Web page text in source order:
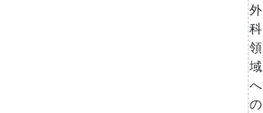
外
科
領
域
へ
の